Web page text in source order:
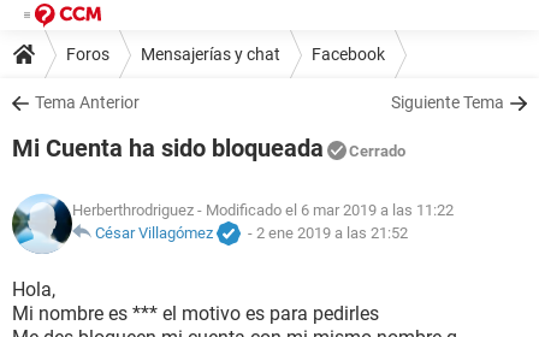
Foros Mensajerías y chat Facebook
Tema Anterior Siguiente Tema
Mi Cuenta ha sido bloqueada Cerrado
Herberthrodriguez - Modificado el 6 mar 2019 a las 11:22
César Villagómez
- 2 ene 2019 a las 21:52
Hola,
Mi nombre es *** el motivo es para pedirles